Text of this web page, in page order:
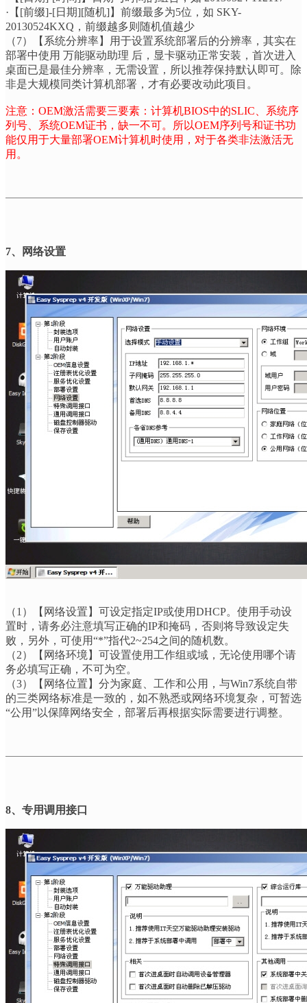
· 【 [前缀]-[日期][随机]】前缀最多为5位，如 SKY-
20130524KXQ ，前缀越多则随机值越少
（7）【系统分辨率】用于设置系统部署后的分辨率，其实在
部署中使用 万能驱动助理 后，显卡驱动正常安装，首次进入
桌面已是最佳分辨率，无需设置，所以推荐保持默认即可。除
非是大规模同类计算机部署，才有必要改动此项目。
注意： OEM激活需要三要素：计算机BIOS中的SLIC 、系统序
列号、系统OEM证书，缺一不可。所以OEM序列号和证书功
能仅用于大量部署OEM计算机时使用，对于各类非法激活无
用。
7、网络设置
（1 ）【网络设置】可设定指定IP或使用DHCP。使用手动设
置时，请务必注意填写正确的IP和掩码，否则将导致设定失
败，另外，可使用“*”指代2~254之间的随机数。
（2）【网络环境】可设置使用工作组或域，无论使用哪个请
务必填写正确，不可为空。
（3）【网络位置】分为家庭、工作和公用，与Win7系统自带
的三类网络标准是一致的，如不熟悉或网络环境复杂，可暂选
“公用”以保障网络安全，部署后再根据实际需要进行调整。
8、专用调用接口